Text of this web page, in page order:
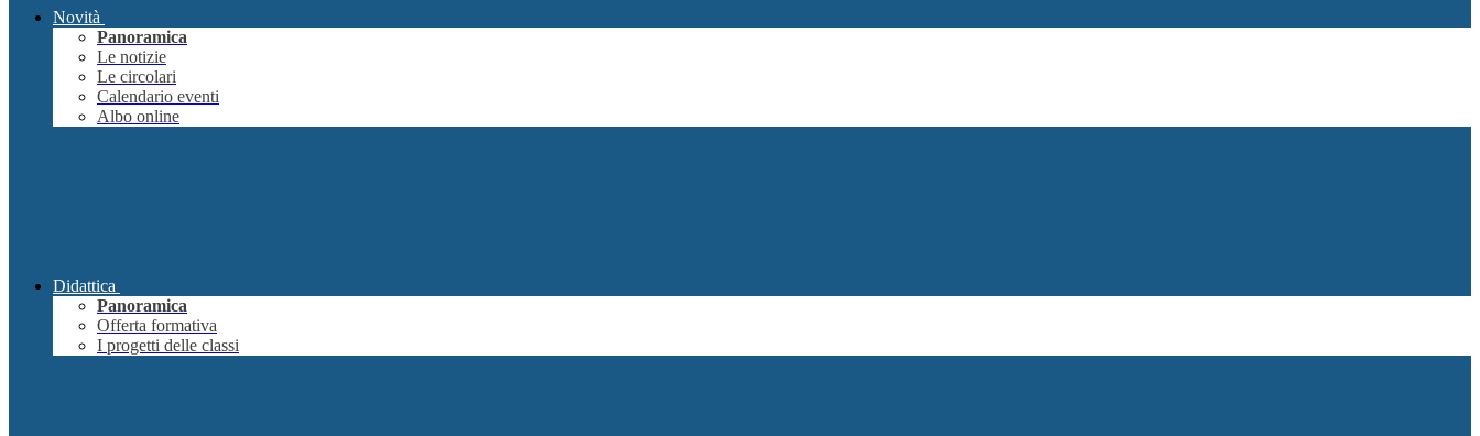
Novità
Panoramica
Le notizie
Le circolari
Calendario eventi
Albo online
Didattica
Panoramica
Offerta formativa
I progetti delle classi